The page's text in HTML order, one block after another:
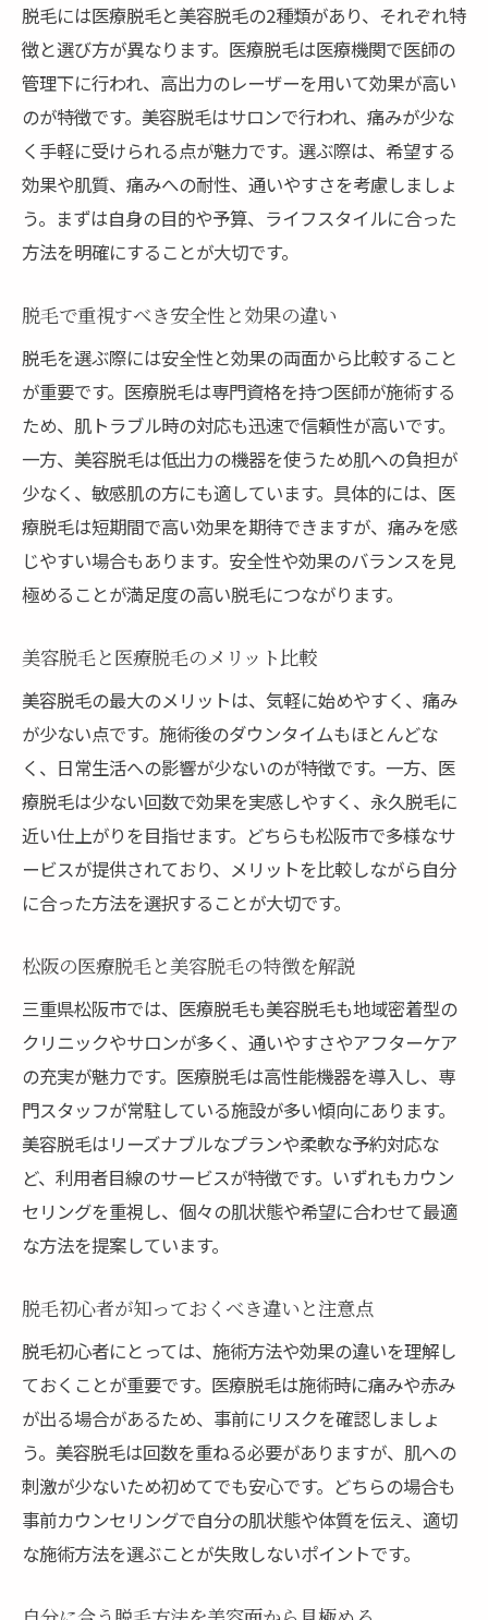
脱毛には医療脱毛と美容脱毛の2種類があり、それぞれ特
徴と選び方が異なります。医療脱毛は医療機関で医師の
管理下に行われ、高出力のレーザーを用いて効果が高い
のが特徴です。美容脱毛はサロンで行われ、痛みが少な
く手軽に受けられる点が魅力です。選ぶ際は、希望する
効果や肌質、痛みへの耐性、通いやすさを考慮しましょ
う。まずは自身の目的や予算、ライフスタイルに合った
方法を明確にすることが大切です。
脱毛で重視すべき安全性と効果の違い
脱毛を選ぶ際には安全性と効果の両面から比較すること
が重要です。医療脱毛は専門資格を持つ医師が施術する
ため、肌トラブル時の対応も迅速で信頼性が高いです。
一方、美容脱毛は低出力の機器を使うため肌への負担が
少なく、敏感肌の方にも適しています。具体的には、医
療脱毛は短期間で高い効果を期待できますが、痛みを感
じやすい場合もあります。安全性や効果のバランスを見
極めることが満足度の高い脱毛につながります。
美容脱毛と医療脱毛のメリット比較
美容脱毛の最大のメリットは、気軽に始めやすく、痛み
が少ない点です。施術後のダウンタイムもほとんどな
く、日常生活への影響が少ないのが特徴です。一方、医
療脱毛は少ない回数で効果を実感しやすく、永久脱毛に
近い仕上がりを目指せます。どちらも松阪市で多様なサ
ービスが提供されており、メリットを比較しながら自分
に合った方法を選択することが大切です。
松阪の医療脱毛と美容脱毛の特徴を解説
三重県松阪市では、医療脱毛も美容脱毛も地域密着型の
クリニックやサロンが多く、通いやすさやアフターケア
の充実が魅力です。医療脱毛は高性能機器を導入し、専
門スタッフが常駐している施設が多い傾向にあります。
美容脱毛はリーズナブルなプランや柔軟な予約対応な
ど、利用者目線のサービスが特徴です。いずれもカウン
セリングを重視し、個々の肌状態や希望に合わせて最適
な方法を提案しています。
脱毛初心者が知っておくべき違いと注意点
脱毛初心者にとっては、施術方法や効果の違いを理解し
ておくことが重要です。医療脱毛は施術時に痛みや赤み
が出る場合があるため、事前にリスクを確認しましょ
う。美容脱毛は回数を重ねる必要がありますが、肌への
刺激が少ないため初めてでも安心です。どちらの場合も
事前カウンセリングで自分の肌状態や体質を伝え、適切
な施術方法を選ぶことが失敗しないポイントです。